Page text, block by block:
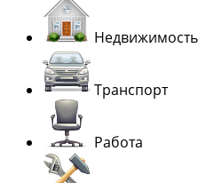
Недвижимость
Транспорт
Работа